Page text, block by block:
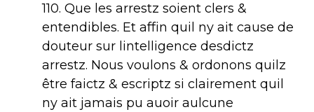
110. Que les arrestz soient clers &
entendibles. Et affin quil ny ait cause de
douteur sur lintelligence desdictz
arrestz. Nous voulons & ordonons quilz
être faictz & escriptz si clairement quil
ny ait jamais pu auoir aulcune